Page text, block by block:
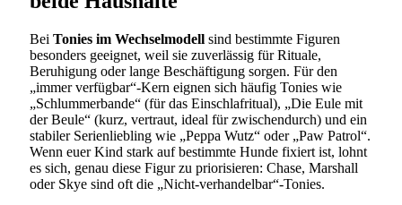
Bei Tonies im Wechselmodell sind bestimmte Figuren
besonders geeignet, weil sie zuverlässig für Rituale,
Beruhigung oder lange Beschäftigung sorgen. Für den
„immer verfügbar“-Kern eignen sich häufig Tonies wie
„Schlummerbande“ (für das Einschlafritual), „Die Eule mit
der Beule“ (kurz, vertraut, ideal für zwischendurch) und ein
stabiler Serienliebling wie „Peppa Wutz“ oder „Paw Patrol“.
Wenn euer Kind stark auf bestimmte Hunde fixiert ist, lohnt
es sich, genau diese Figur zu priorisieren: Chase, Marshall
oder Skye sind oft die „Nicht-verhandelbar“-Tonies.